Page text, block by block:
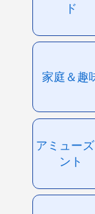
ド
家庭＆趣
アミュー
ント